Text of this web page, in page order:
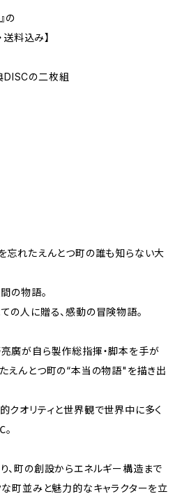
の
料込み】
DISCの二枚組
忘れたえんとつ町の誰も知らない大
の物語。
の人に贈る、感動の冒険物語。
廣が自ら製作総指揮・脚本を手が
えんとつ町の“本当の物語"を描き出
クオリティと世界観で世界中に多く
、町の創設からエネルギー構造まで
な町並みと魅力的なキャラクターを立